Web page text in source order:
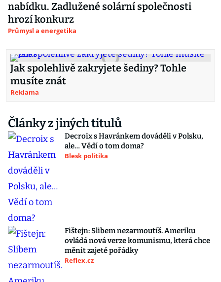
nabídku. Zadlužené solární společnosti
hrozí konkurz
Průmysl a energetika
Jak spolehlivě zakryjete šediny? Tohle
musíte znát
Reklama
Články z jiných titulů
Decroix s Havránkem dováděli v Polsku,
ale… Vědí o tom doma?
Blesk politika
Fištejn: Slibem nezarmoutíš. Ameriku
ovládá nová verze komunismu, která chce
měnit zajeté pořádky
Reflex.cz